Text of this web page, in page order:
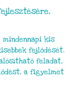
kis
fejlődését.
feladat,
a figyelmet